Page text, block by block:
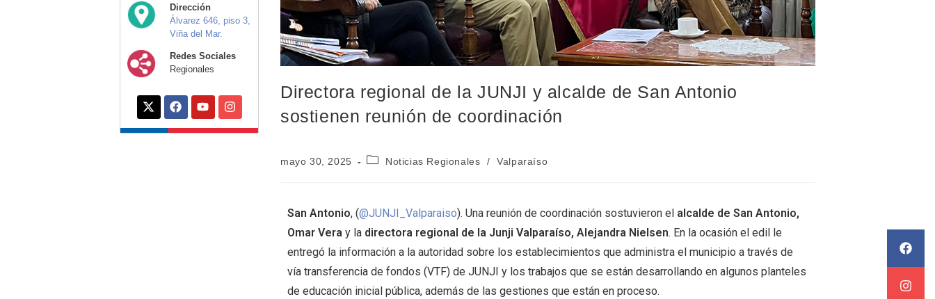
Dirección
Álvarez 646, piso 3,
Viña del Mar.
Redes Sociales
Regionales
Directora regional de la JUNJI y alcalde de San Antonio
sostienen reunión de coordinación
mayo 30, 2025 Noticias Regionales / Valparaíso
San Antonio, (@JUNJI_Valparaiso). Una reunión de coordinación sostuvieron el alcalde de San Antonio,
Omar Vera y la directora regional de la Junji Valparaíso, Alejandra Nielsen. En la ocasión el edil le
entregó la información a la autoridad sobre los establecimientos que administra el municipio a través de
vía transferencia de fondos (VTF) de JUNJI y los trabajos que se están desarrollando en algunos planteles
de educación inicial pública, además de las gestiones que están en proceso.